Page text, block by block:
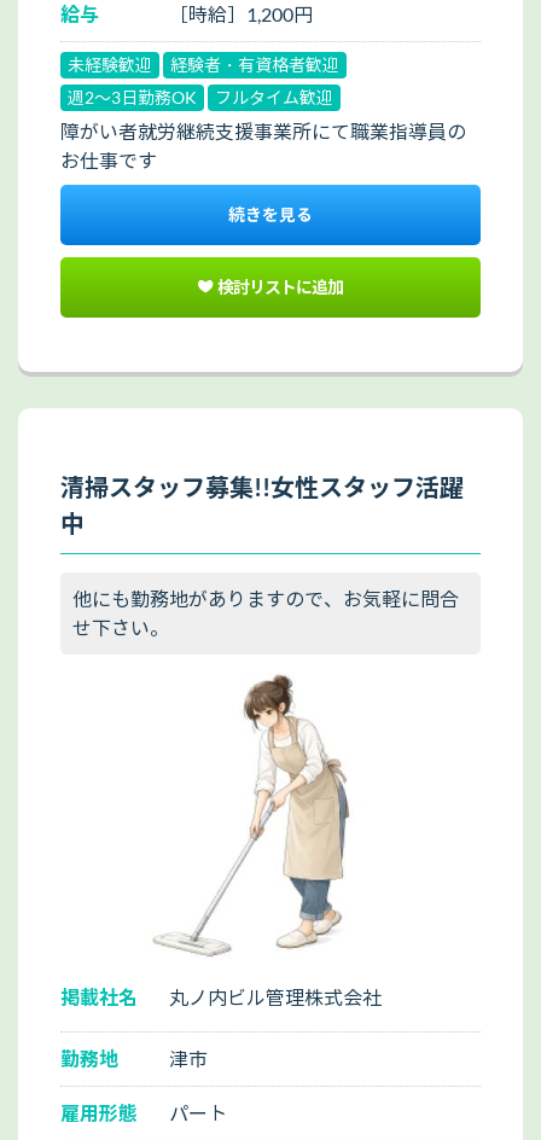
給与 ［時給］1,200円
未経験歓迎
経験者・有資格者歓迎
週2～3日勤務OK
フルタイム歓迎
障がい者就労継続支援事業所にて職業指導員の
お仕事です
続きを見る
検討リストに追加
清掃スタッフ募集!!女性スタッフ活躍
中
他にも勤務地がありますので、お気軽に問合
せ下さい。
掲載社名 丸ノ内ビル管理株式会社
勤務地 津市
雇用形態 パート